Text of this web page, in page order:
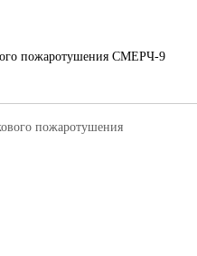
пожаротушения СМЕРЧ-9